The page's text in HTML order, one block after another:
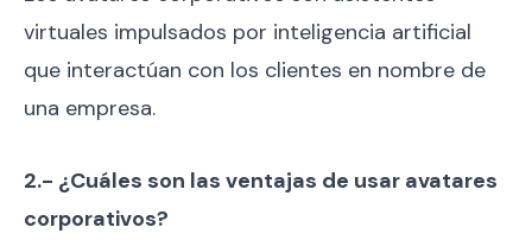
virtuales impulsados por inteligencia artificial
que interactúan con los clientes en nombre de
una empresa.
2.- ¿Cuáles son las ventajas de usar avatares
corporativos?